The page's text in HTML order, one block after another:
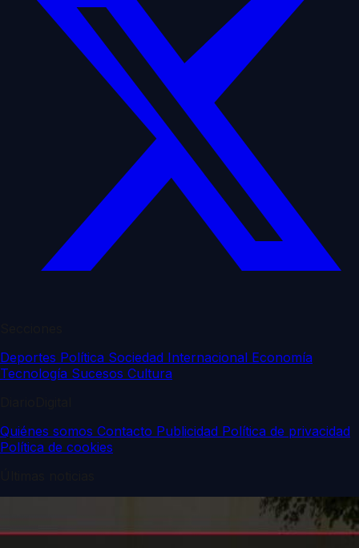
Deportes Política Sociedad Internacional Economía
Tecnología Sucesos Cultura
Quiénes somos Contacto Publicidad Política de privacidad
Política de cookies